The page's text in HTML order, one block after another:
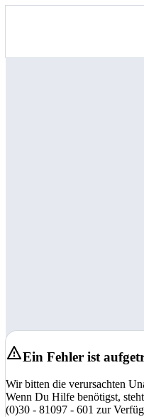
Ein Fehler ist
Wir bitten die verursachten
Wenn Du Hilfe benötigst,
(0)30 - 81097 - 601 zur